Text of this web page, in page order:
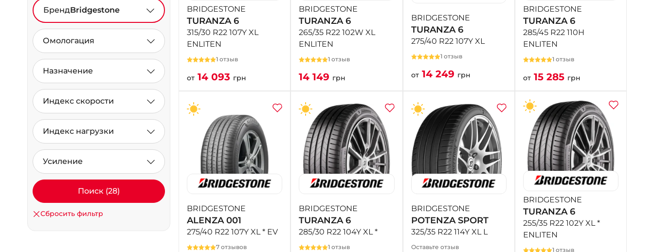
БрендBridgestone
Омологация
Назначение
Индекс скорости
Индекс нагрузки
Усиление
Поиск (28)
Сбросить фильтр
BRIDGESTONE
TURANZA 6
315/30 R22 107Y XL
ENLITEN
1 отзыв
от 14 093 грн
BRIDGESTONE
TURANZA 6
265/35 R22 102W XL
ENLITEN
1 отзыв
14 149 грн
BRIDGESTONE
TURANZA 6
275/40 R22 107Y XL
1 отзыв
от14 249 грн
BRIDGESTONE
TURANZA 6
285/45 R22 110H
ENLITEN
1 отзыв
от15 285 грн
BRIDGESTONE
ALENZA 001
275/40 R22 107Y XL * EV
7 отзывов
BRIDGESTONE
TURANZA 6
285/30 R22 104Y XL *
1 отзыв
BRIDGESTONE
POTENZA SPORT
325/35 R22 114Y XL L
Оставьте отзыв
BRIDGESTONE
TURANZA 6
255/35 R22 102Y XL *
ENLITEN
1 отзыв